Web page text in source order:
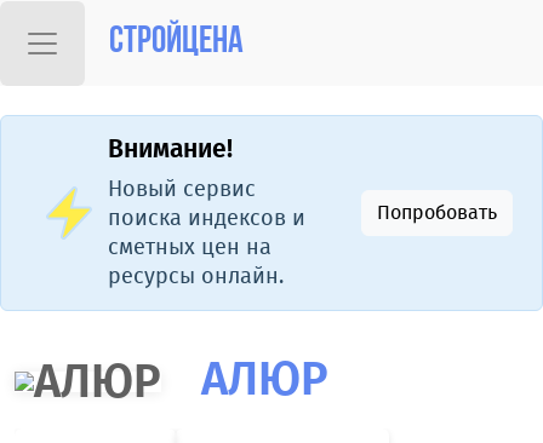
Стройцена
Внимание!
Новый сервис
поиска индексов и
сметных цен на
ресурсы онлайн.
Попробовать
АЛЮР